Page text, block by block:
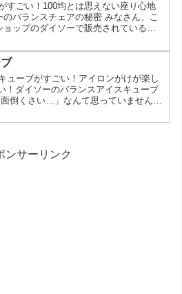
すごい！100均とは思えない座り心地
バランスチェアの秘密 みなさん、こ
ップのダイソーで販売されているバ
買えるの？と驚いた方もいるかもし
イソーのバランスチェアの魅力を徹底
ソーのバランスチェアが人気の理由 1
座るだけで自然と...
ューブがすごい！アイロンがけが楽し
！ダイソーのバランスアイスキューブ
倒くさい…」なんて思っていません
けを楽しくしてくれると話題なんで
安い: 100円という手軽な...
ンサーリンク